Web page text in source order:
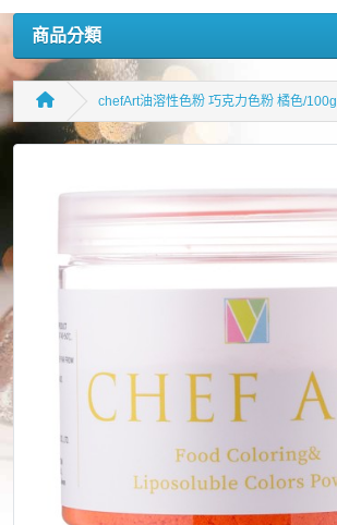
商品分類
chefArt油溶性色粉 巧克力色粉 橘色/100g